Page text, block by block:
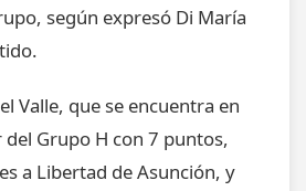
según expresó Di María
Valle, que se encuentra en
Grupo H con 7 puntos,
a Libertad de Asunción, y